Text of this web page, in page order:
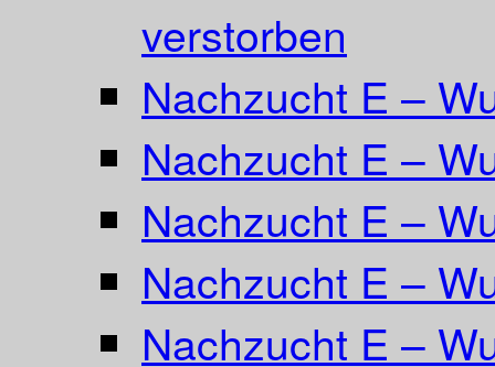
verstorben
Nachzucht E –
Nachzucht E –
Nachzucht E –
Nachzucht E –
Nachzucht E –